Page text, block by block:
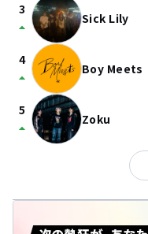
3
arrow_drop_up Sick Lily
4
arrow_drop_up Boy Meets
5
arrow_drop_up Zoku